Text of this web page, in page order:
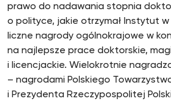
prawo do nadawania stopnia
o polityce, jakie otrzymał Instytut
liczne nagrody ogólnokrajowe w
na najlepsze prace doktorskie,
i licencjackie. Wielokrotnie
– nagrodami Polskiego
i Prezydenta Rzeczypospolitej